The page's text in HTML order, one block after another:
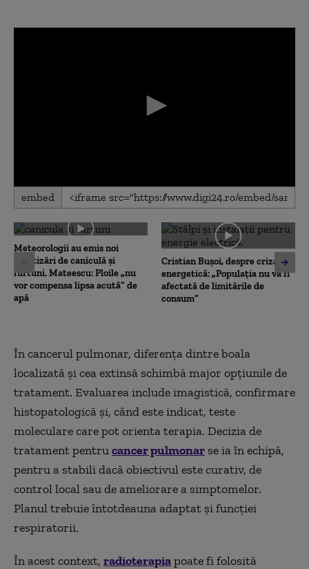
0
seconds
0
seconds
embed
Meteorologii au emis noi
avertizări de caniculă și
furtuni. Mateescu: Ploile „nu
vor compensa lipsa acută” de
apă
Cristian Bușoi, despre criza
energetică: „Populația nu va fi
afectată de limitările de
consum”
În cancerul pulmonar, diferența dintre boala
localizată și cea extinsă schimbă major opțiunile de
tratament. Evaluarea include imagistică, confirmare
histopatologică și, când este indicat, teste
moleculare care pot orienta terapia. Decizia de
tratament pentrucancer pulmonar se ia în echipă,
pentru a stabili dacă obiectivul este curativ, de
control local sau de ameliorare a simptomelor.
Planul trebuie întotdeauna adaptat și funcției
respiratorii.
În acest context, radioterapiapoate fi folosită